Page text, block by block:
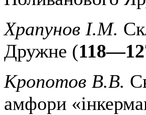
Храпунов І.М.
Дружне (
Кропотов В.В.
амфори